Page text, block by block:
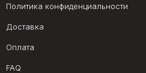
Политика конфиденциальности
Доставка
Оплата
FAQ